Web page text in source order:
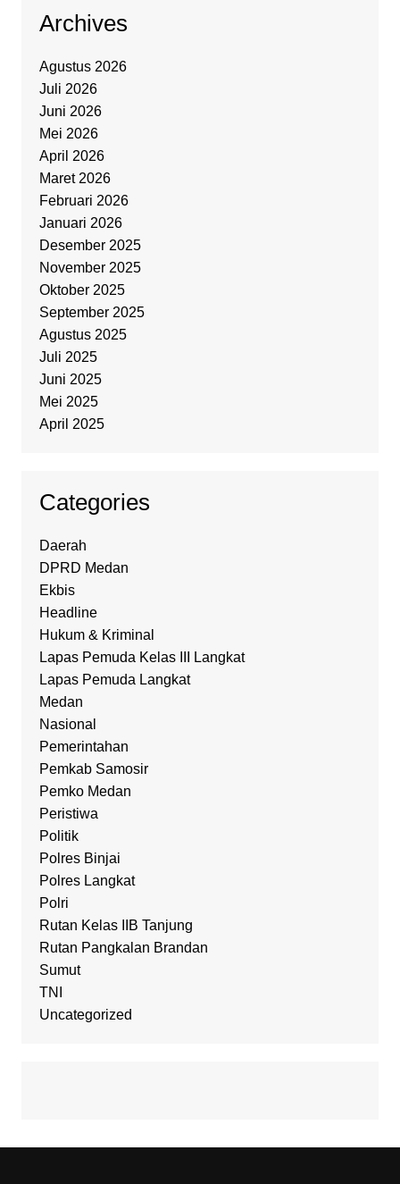
Archives
Agustus 2026
Juli 2026
Juni 2026
Mei 2026
April 2026
Maret 2026
Februari 2026
Januari 2026
Desember 2025
November 2025
Oktober 2025
September 2025
Agustus 2025
Juli 2025
Juni 2025
Mei 2025
April 2025
Categories
Daerah
DPRD Medan
Ekbis
Headline
Hukum & Kriminal
Lapas Pemuda Kelas III Langkat
Lapas Pemuda Langkat
Medan
Nasional
Pemerintahan
Pemkab Samosir
Pemko Medan
Peristiwa
Politik
Polres Binjai
Polres Langkat
Polri
Rutan Kelas IIB Tanjung
Rutan Pangkalan Brandan
Sumut
TNI
Uncategorized